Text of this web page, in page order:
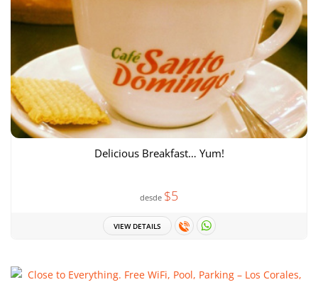
Delicious Breakfast… Yum!
desde $5
VIEW DETAILS